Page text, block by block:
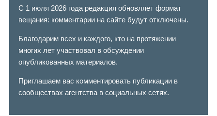
С 1 июля 2026 года редакция обновляет формат
вещания: комментарии на сайте будут отключены.
Благодарим всех и каждого, кто на протяжении
многих лет участвовал в обсуждении
опубликованных материалов.
Приглашаем вас комментировать публикации в
сообществах агентства в социальных сетях.